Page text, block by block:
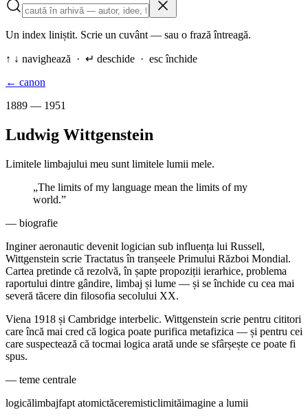
Un index liniștit. Scrie un cuvânt — sau o frază întreagă.
↑ ↓ navighează · ↵ deschide · esc închide
← canon
1889 — 1951
Ludwig Wittgenstein
Limitele limbajului meu sunt limitele lumii mele.
„The limits of my language mean the limits of my
world.”
— biografie
Inginer aeronautic devenit logician sub influența lui Russell,
Wittgenstein scrie Tractatus în tranșeele Primului Război Mondial.
Cartea pretinde că rezolvă, în șapte propoziții ierarhice, problema
raportului dintre gândire, limbaj și lume — și se închide cu cea mai
severă tăcere din filosofia secolului XX.
Viena 1918 și Cambridge interbelic. Wittgenstein scrie pentru cititori
care încă mai cred că logica poate purifica metafizica — și pentru cei
care suspectează că tocmai logica arată unde se sfârșește ce poate fi
spus.
— teme centrale
logicălimbajfapt atomictăceremisticlimităimagine a lumii